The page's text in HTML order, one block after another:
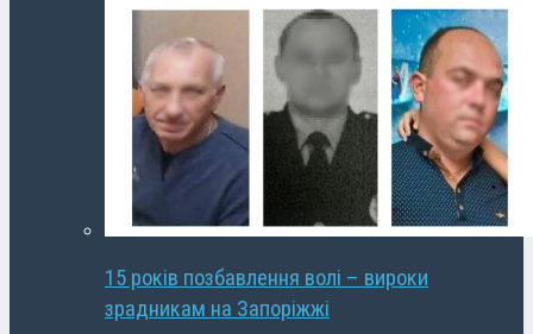
15 років позбавлення волі – вироки
зрадникам на Запоріжжі